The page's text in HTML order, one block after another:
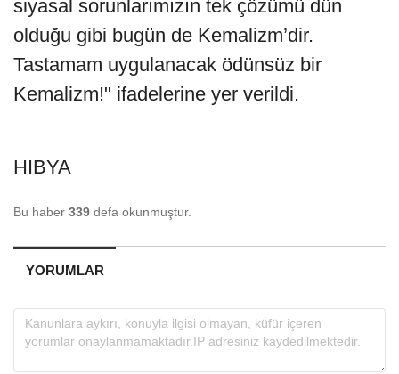
siyasal sorunlarımızın tek çözümü dün
olduğu gibi bugün de Kemalizm’dir.
Tastamam uygulanacak ödünsüz bir
Kemalizm!" ifadelerine yer verildi.
HIBYA
Bu haber 339 defa okunmuştur.
YORUMLAR